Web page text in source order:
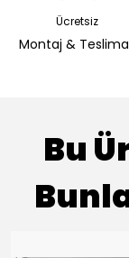
Ücretsiz
Montaj &
Bu